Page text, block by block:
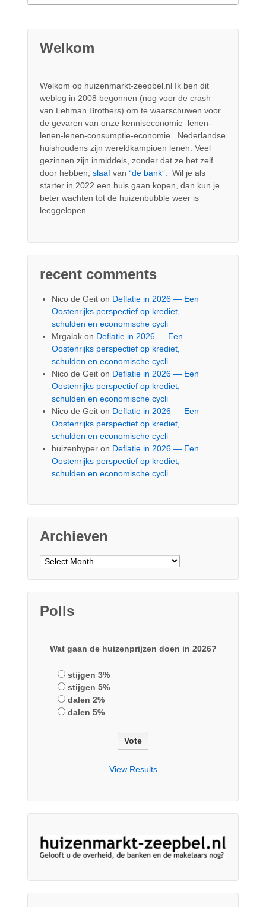
Welkom
Welkom op huizenmarkt-zeepbel.nl Ik ben dit
weblog in 2008 begonnen (nog voor de crash
van Lehman Brothers) om te waarschuwen voor
de gevaren van onze kenniseconomie lenen-
lenen-lenen-consumptie-economie. Nederlandse
huishoudens zijn wereldkampioen lenen. Veel
gezinnen zijn inmiddels, zonder dat ze het zelf
door hebben, slaaf van “de bank”.
Wil je als
starter in 2022 een huis gaan kopen, dan kun je
beter wachten tot de huizenbubble weer is
leeggelopen.
recent comments
Nico de Geit on Deflatie in 2026 — Een
Oostenrijks perspectief op krediet,
schulden en economische cycli
Mrgalak on Deflatie in 2026 — Een
Oostenrijks perspectief op krediet,
schulden en economische cycli
Nico de Geit on Deflatie in 2026 — Een
Oostenrijks perspectief op krediet,
schulden en economische cycli
Nico de Geit on Deflatie in 2026 — Een
Oostenrijks perspectief op krediet,
schulden en economische cycli
huizenhyper on Deflatie in 2026 — Een
Oostenrijks perspectief op krediet,
schulden en economische cycli
Archieven
Archieven
Polls
Wat gaan de huizenprijzen doen in 2026?
stijgen 3%
stijgen 5%
dalen 2%
dalen 5%
View Results